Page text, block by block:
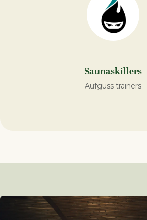
Saunaskillers
Aufguss trainers